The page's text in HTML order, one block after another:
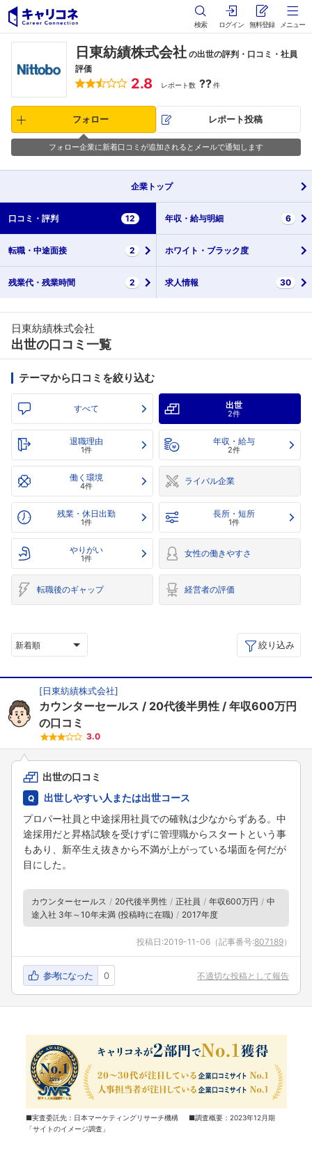
検索 ログイン 無料登録 メニュー
日東紡績株式会社 の出世の評判・口コミ・社員
評価
2.8 レポート数 ??件
フォロー レポート投稿
フォロー企業に新着口コミが追加されるとメールで通知します
企業 トップ
口コミ・ 評判 12 年収・ 給与明細 6
転職・ 中途面接 2 ホワイト・ ブラック度
残業代・ 残業時間 2 求人情報 30
日東紡績株式会社
出世の口コミ一覧
テーマから口コミを絞り込む
すべて 出世
2件
退職理由
1件
年収・給与
2件
働く環境
4件 ライバル企業
残業・休日出勤
1件
長所・短所
1件
やりがい
1件 女性の働きやすさ
転職後のギャップ 経営者の評価
新着順 絞り込み
[日東紡績株式会社]
カウンターセールス 20代後半男性
年収600万円
の口コミ
3.0
出世の口コミ
出世しやすい人または出世コース
プロパー社員と中途採用社員での確執は少なからずある。中
途採用だと昇格試験を受けずに管理職からスタートという事
もあり、新卒生え抜きから不満が上がっている場面を何だが
目にした。
カウンターセールス 20代後半男性 正社員 年収600万円
中
途入社 3年～10年未満 (投稿時に在職)
2017年度
投稿日:2019-11-06 （記事番号:807189）
参考になった 0 不適切な投稿として報告
■実査委託先：日本マーケティングリサーチ機構 ■調査概要：2023年12月期
「サイトのイメージ調査」